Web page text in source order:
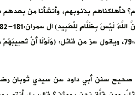
مِنْ حَسَنَةٍ فَمِنَ اللَّهِ، وَمَا أَصَابَكَ مِنْ سَيِّئَةٍ فَمِن نفْسِك) النساء:79، ويقول
سنن أبي داود عن سيدي ثوبان